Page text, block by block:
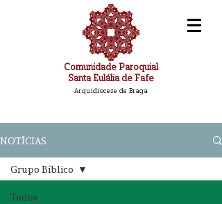
Comunidade Paroquial
Santa Eulália de Fafe
Arquidiocese de Braga
NOTÍCIAS
Todos
Grupo Bíblico